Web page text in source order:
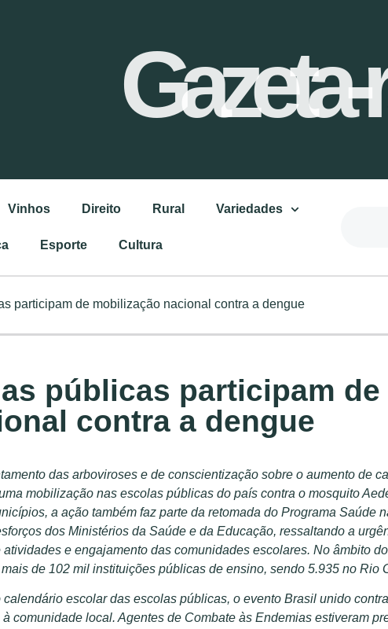
Vinhos Direito Rural Variedades
Esporte Cultura
participam de mobilização nacional contra a dengue
públicas participam de
contra a dengue
das arboviroses e de conscientização sobre o aumento de
mobilização nas escolas públicas do país contra o mosquito
a ação também faz parte da retomada do Programa Saúde
dos Ministérios da Saúde e da Educação, ressaltando a
e engajamento das comunidades escolares. No âmbito
de 102 mil instituições públicas de ensino, sendo 5.935 no Rio
escolar das escolas públicas, o evento Brasil unido
comunidade local. Agentes de Combate às Endemias estiveram